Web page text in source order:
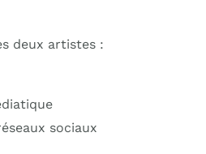
deux artistes :
sociaux